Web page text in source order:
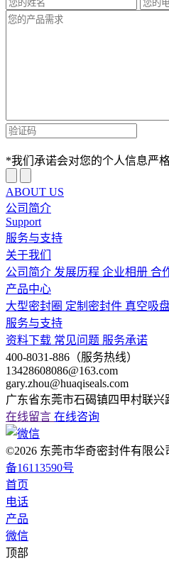
*我们承诺会对您的个人信息严
ABOUT US
公司简介
Support
服务与支持
关于我们
公司简介 发展历程 企业相册 合
产品中心
大型密封圈 定制密封件 真空吸
服务与支持
资料下载 常见问题 服务承诺
400-8031-886（服务热线）
13428608086@163.com
gary.zhou@huaqiseals.com
广东省东莞市石碣镇四甲村联兴
在线留言 在线咨询
©2026 东莞市华奇密封件有限公
备16113590号
首页
电话
产品
微信
顶部